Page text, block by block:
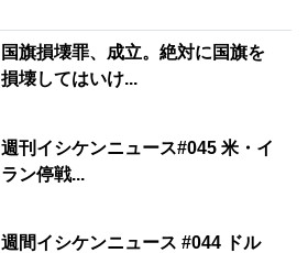
国旗損壊罪、成立。絶対に国旗を
損壊してはいけ...
週刊イシケンニュース#045 米・イ
ラン停戦...
週間イシケンニュース #044 ドル